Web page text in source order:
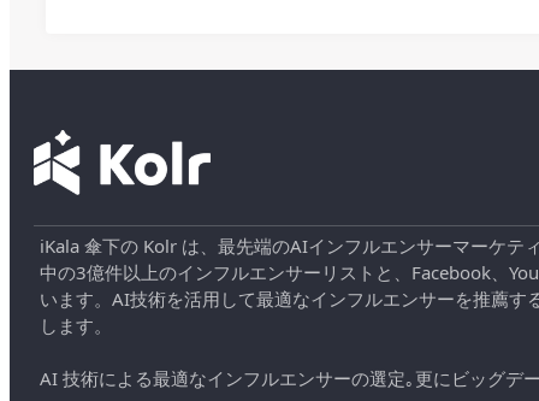
iKala 傘下の Kolr は、最先端のAIインフルエンサーマーケ
中の3億件以上のインフルエンサーリストと、Facebook、
います。AI技術を活用して最適なインフルエンサーを推薦
します。
AI 技術による最適なインフルエンサーの選定｡更にビッグデ